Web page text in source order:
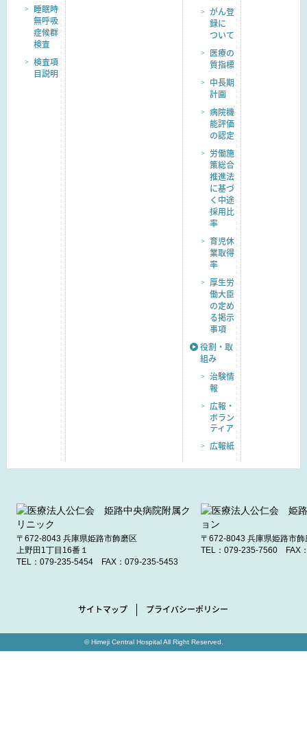
睡眠時
無呼吸
症候群
検査
検査項
目説明
がん登
録に
ついて
医療の
質指標
中長期
計画
病院機
能評価
の認定
労働施
策総合
推進法
に基づ
く中途
採用比
率
育児休
業取得
率
厚生労
働大臣
の定め
る掲示
事項
役割・取
組み
治験情
報
広報・
ボラン
ティア
広報紙
〒672-8043 兵庫県姫路市飾磨区
上野田1丁目16番１
TEL： 079-235-5454 FAX：079-235-5453
〒672-8043兵庫県姫路市飾
TEL：079-235-7560 FAX
サイトマップ プライバシーポリシー
© Himeji Central Hospital All Right Reserved.